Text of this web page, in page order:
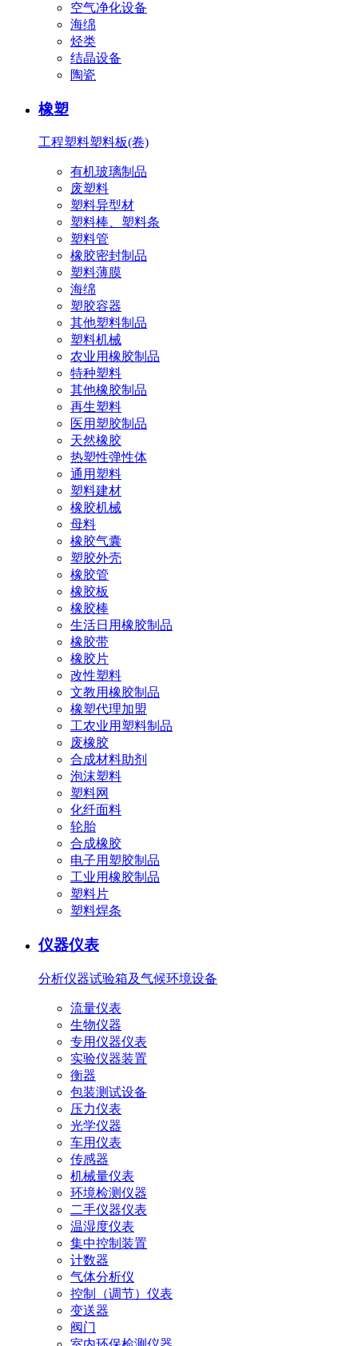
空气净化设备
海绵
烃类
结晶设备
陶瓷
橡塑
工程塑料塑料板(卷)
有机玻璃制品
废塑料
塑料异型材
塑料棒、塑料条
塑料管
橡胶密封制品
塑料薄膜
海绵
塑胶容器
其他塑料制品
塑料机械
农业用橡胶制品
特种塑料
其他橡胶制品
再生塑料
医用塑胶制品
天然橡胶
热塑性弹性体
通用塑料
塑料建材
橡胶机械
母料
橡胶气囊
塑胶外壳
橡胶管
橡胶板
橡胶棒
生活日用橡胶制品
橡胶带
橡胶片
改性塑料
文教用橡胶制品
橡塑代理加盟
工农业用塑料制品
废橡胶
合成材料助剂
泡沫塑料
塑料网
化纤面料
轮胎
合成橡胶
电子用塑胶制品
工业用橡胶制品
塑料片
塑料焊条
仪器仪表
分析仪器试验箱及气候环境设备
流量仪表
生物仪器
专用仪器仪表
实验仪器装置
衡器
包装测试设备
压力仪表
光学仪器
车用仪表
传感器
机械量仪表
环境检测仪器
二手仪器仪表
温湿度仪表
集中控制装置
计数器
气体分析仪
控制（调节）仪表
变送器
阀门